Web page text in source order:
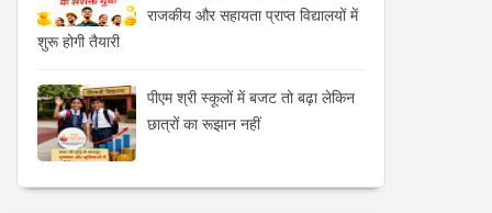
राजकीय और सहायता प्राप्त विद्यालयों में
शुरू होगी तैयारी
पीएम श्री स्कूलों में बजट तो बढ़ा लेकिन
छात्रों का रूझान नहीं